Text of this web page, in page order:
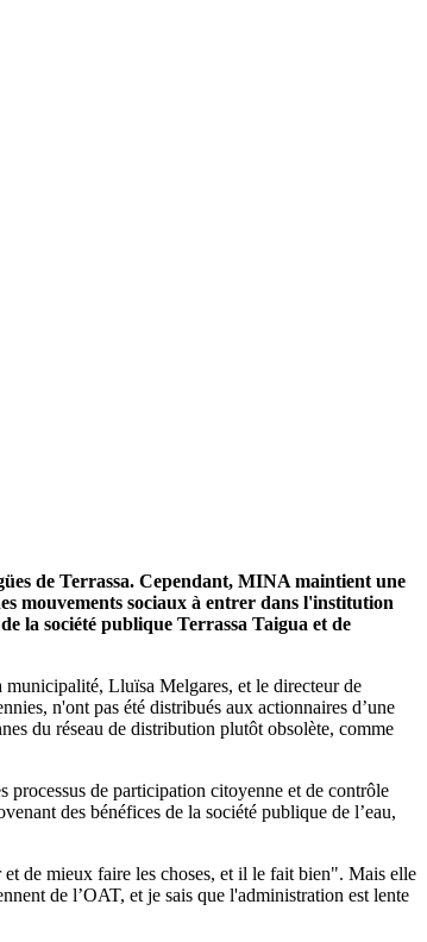
de Terrassa. Cependant, MINA maintient une
mouvements sociaux à entrer dans l'institution
la société publique Terrassa Taigua et de
municipalité, Lluïsa Melgares, et le directeur de
n'ont pas été distribués aux actionnaires d’une
du réseau de distribution plutôt obsolète, comme
de participation citoyenne et de contrôle
des bénéfices de la société publique de l’eau,
de mieux faire les choses, et il le fait bien". Mais elle
de l’OAT, et je sais que l'administration est lente